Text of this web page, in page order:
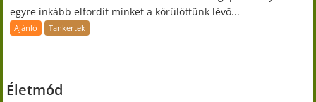
egyre inkább elfordít minket a körülöttünk lévő...
Ajánló Tankertek
Életmód